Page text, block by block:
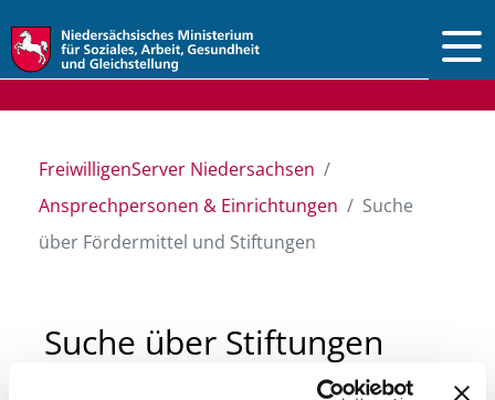
FreiwilligenServer Niedersachsen
Ansprechpersonen & Einrichtungen
Suche
über Fördermittel und Stiftungen
Suche über Stiftungen